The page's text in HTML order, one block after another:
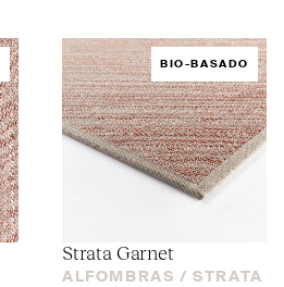
BIO-BASADO
Strata Garnet
ALFOMBRAS / STRATA